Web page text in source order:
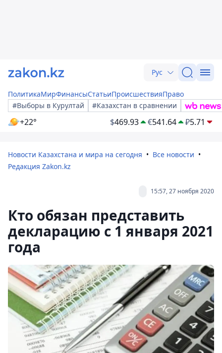
Рус
ПолитикаМирФинансыСтатьиПроисшествияПраво
#Выборы в Курултай
#Казахстан в сравнении
+22° $469.93 €541.64 ₽5.71
Новости Казахстана и мира на сегодня
Все новости
Редакция Zakon.kz
15:57, 27 ноября 2020
Кто обязан представить
декларацию с 1 января 2021
года